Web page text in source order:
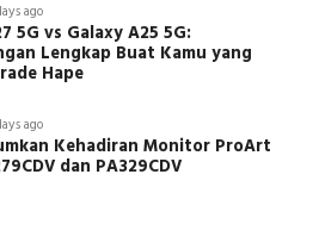
ago
5G vs Galaxy A25 5G:
Lengkap Buat Kamu yang
Hape
ago
Kehadiran Monitor ProArt
dan PA329CDV